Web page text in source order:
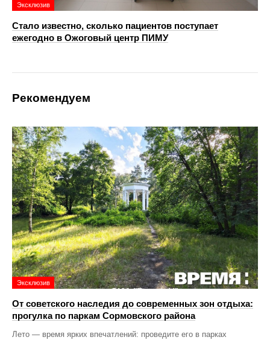
Эксклюзив
Стало известно, сколько пациентов поступает
ежегодно в Ожоговый центр ПИМУ
Рекомендуем
Эксклюзив
От советского наследия до современных зон отдыха:
прогулка по паркам Сормовского района
Лето — время ярких впечатлений: проведите его в парках